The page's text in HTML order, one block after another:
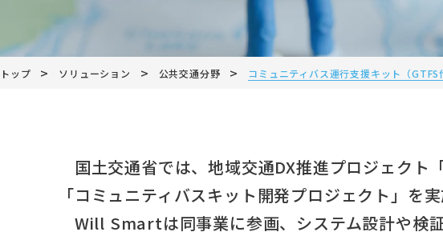
トップ > ソリューション > 公共交通分野 > コミュニティバス運行支援キット（GTFS
国土交通省では、地域交通DX推進プロジェクト
「コミュニティバスキット開発プロジェクト」を実
Will Smartは同事業に参画、システム設計や検